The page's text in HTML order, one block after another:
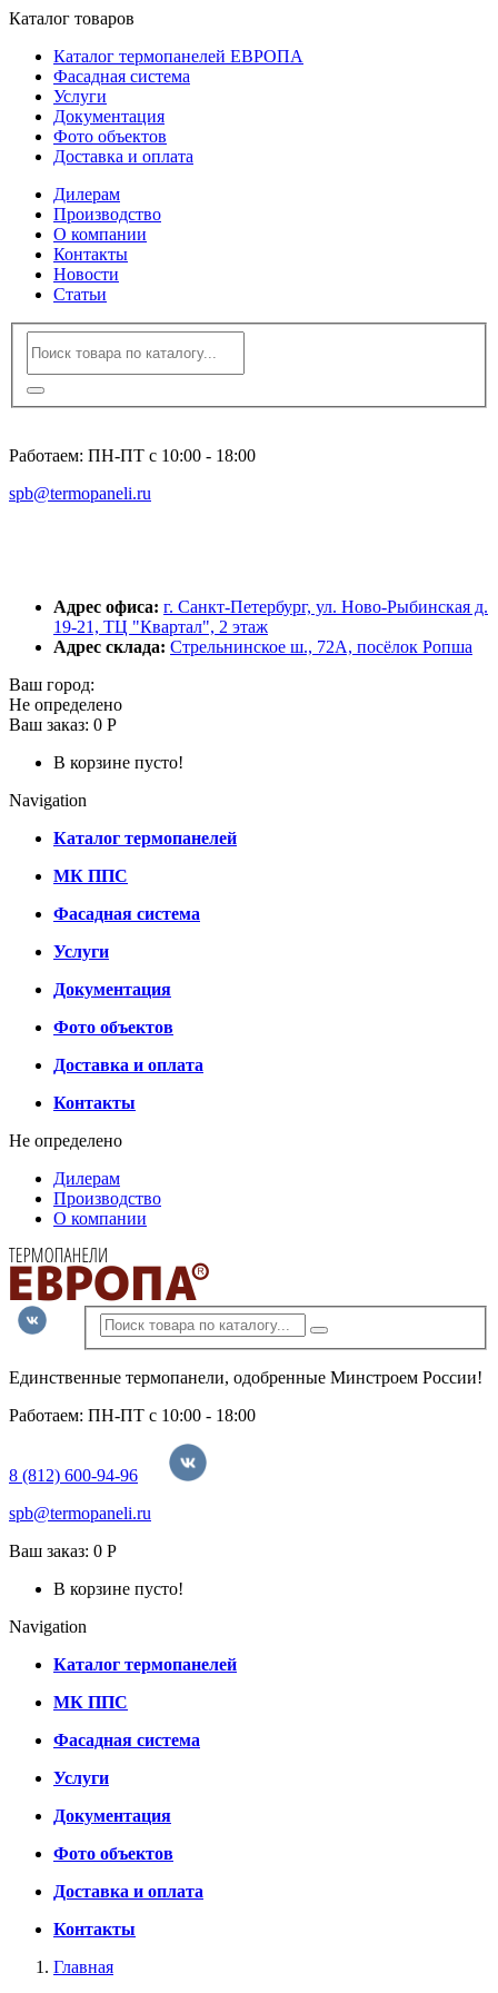
Каталог товаров
Каталог термопанелей ЕВРОПА
Фасадная система
Услуги
Документация
Фото объектов
Доставка и оплата
Дилерам
Производство
О компании
Контакты
Новости
Статьи
Работаем: ПН-ПТ с 10:00 - 18:00
spb@termopaneli.ru
Адрес офиса: г. Санкт-Петербург, ул. Ново-Рыбинская д.
19-21, ТЦ "Квартал", 2 этаж
Адрес склада: Стрельнинское ш., 72А, посёлок Ропша
Ваш город:
Не определено
Ваш заказ: 0 Р
В корзине пусто!
Navigation
Каталог термопанелей
МК ППС
Фасадная система
Услуги
Документация
Фото объектов
Доставка и оплата
Контакты
Не определено
Дилерам
Производство
О компании
Единственные термопанели, одобренные Минстроем России!
Работаем: ПН-ПТ с 10:00 - 18:00
8 (812) 600-94-96
spb@termopaneli.ru
Ваш заказ: 0 Р
В корзине пусто!
Navigation
Каталог термопанелей
МК ППС
Фасадная система
Услуги
Документация
Фото объектов
Доставка и оплата
Контакты
Главная